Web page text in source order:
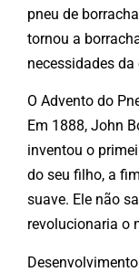
pneu de
tornou a
necessidades da
O Advento do
Em 1888, John
inventou o
do seu filho, a
suave. Ele não
revolucionaria o